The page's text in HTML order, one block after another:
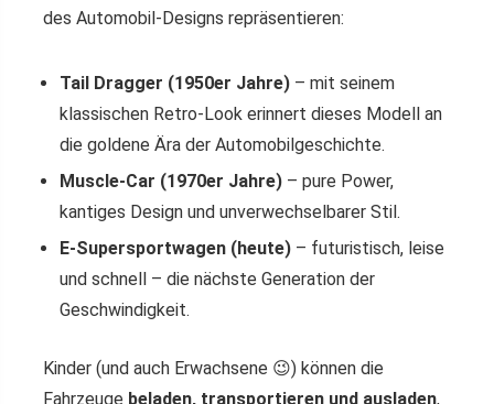
des Automobil-Designs repräsentieren:
Tail Dragger (1950er Jahre) – mit seinem
klassischen Retro-Look erinnert dieses Modell an
die goldene Ära der Automobilgeschichte.
Muscle-Car (1970er Jahre) – pure Power,
kantiges Design und unverwechselbarer Stil.
E-Supersportwagen (heute) – futuristisch, leise
und schnell – die nächste Generation der
Geschwindigkeit.
Kinder (und auch Erwachsene 😉) können die
Fahrzeuge beladen, transportieren und ausladen,